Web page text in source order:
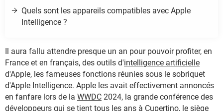
Quels sont les appareils compatibles avec Apple
Intelligence ?
Il aura fallu attendre presque un an pour pouvoir profiter, en
France et en français, des outils d'intelligence artificielle
d'Apple, les fameuses fonctions réunies sous le sobriquet
d'Apple Intelligence. Apple les avait effectivement annoncés
en fanfare lors de la WWDC 2024, la grande conférence des
développeurs qui se tient tous les ans à Cupertino, le siège